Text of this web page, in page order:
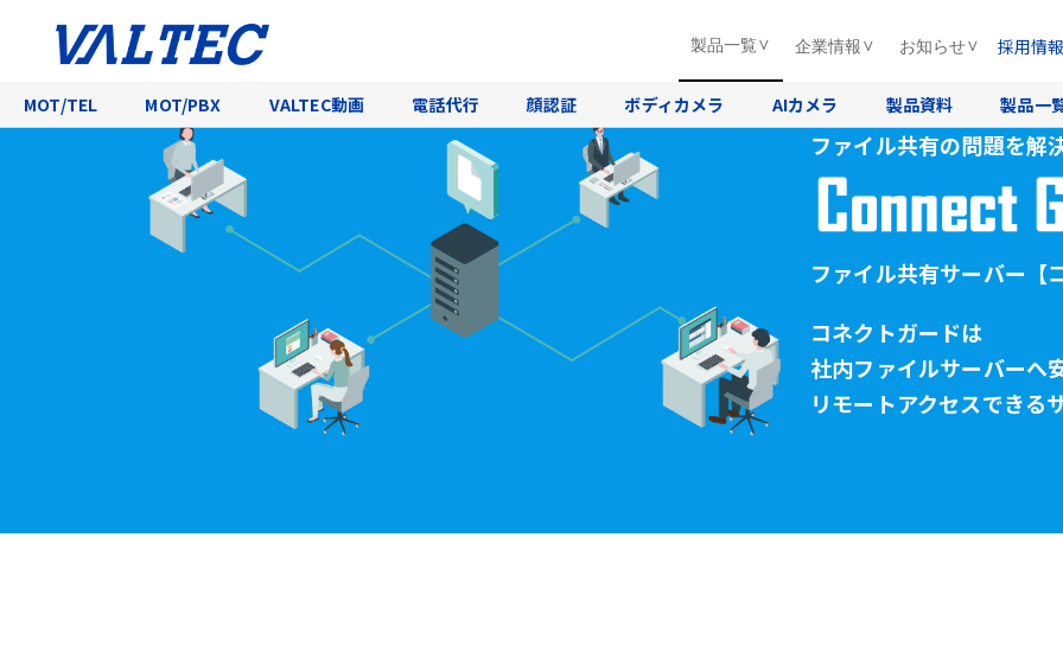
製品一覧
MOT/TEL MOT/PBX VALTEC動画 電話代行 顔認証 ボディカメラ AIカメラ 製品資料 製品一
企業情報 お知らせ 採用情
ファイル共有の問題を解
ファイル共有サーバー
コネクトガードは
社内ファイルサーバーへ
リモートアクセスできる